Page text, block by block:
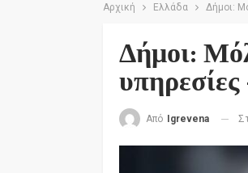
Αρχική Ελλάδα Δήμοι:
Δήμοι:
Από Igrevena